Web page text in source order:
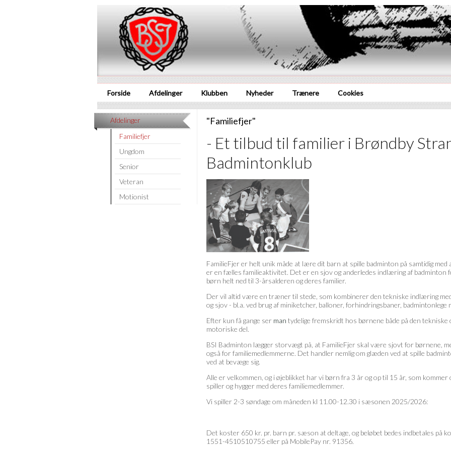
Forside Afdelinger Klubben Nyheder Trænere Cookies
Afdelinger
Familiefjer
Ungdom
Senior
Veteran
Motionist
"Familiefjer"
- Et tilbud til familier i Brøndby
Badmintonklub
FamilieFjer er helt unik måde at lære dit barn at spille badminton på samtidig med
er en fælles familieaktivitet. Det er en sjov og anderledes indlæring af badminton
børn helt ned til 3-årsalderen og deres familier.
Der vil altid være en træner til stede, som kombinerer den tekniske indlæring
og sjov - bl.a. ved brug af miniketcher, balloner, forhindringsbaner, badmintonlege
Efter kun få gange ser man tydelige fremskridt hos børnene både på den tekniske
motoriske del.
BSI Badminton lægger storvægt på, at FamilieFjer skal være sjovt for børnene,
også for familiemedlemmerne. Det handler nemlig om glæden ved at spille
ved at bevæge sig.
Alle er velkommen, og i øjeblikket har vi børn fra 3 år og op til 15 år, som kommer
spiller og hygger med deres familiemedlemmer.
Vi spiller 2-3 søndage om måneden kl 11.00-12.30 i sæsonen 2025/2026:
Det koster 650 kr. pr. barn pr. sæson at deltage, og beløbet bedes indbetales på
1551-4510510755 eller på MobilePay nr. 91356.